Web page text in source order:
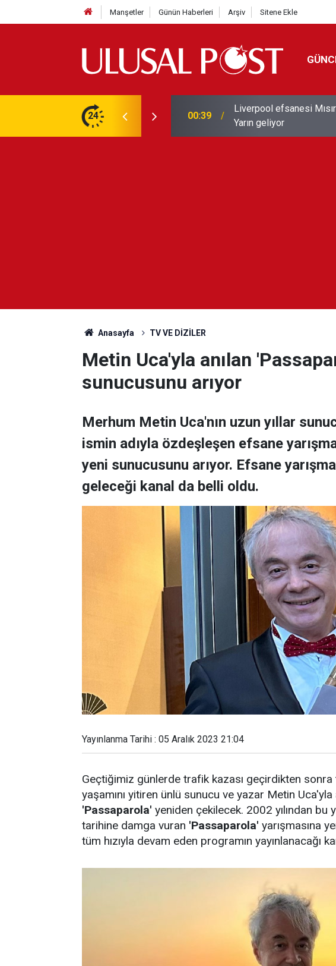
Manşetler Günün Haberleri Arşiv Sitene Ekle
24 00:39
Liverpool efsanesi
Yarın geliyor
Anasayfa TV VE DİZİLER
Metin Uca'yla anılan
sunucusunu arıyor
Merhum Metin Uca'nın uzun yıllar
ismin adıyla özdeşleşen efsane
yeni sunucusunu arıyor. Efsane
geleceği kanal da belli oldu.
Yayınlanma Tarihi : 05 Aralık 2023 21:04
Geçtiğimiz günlerde trafik kazası geçirdikten sonra
yaşamını yitiren ünlü sunucu ve yazar Metin Uca'yla
'Passaparola' yeniden çekilecek. 2002 yılından bu
tarihine damga vuran 'Passaparola' yarışmasına
tüm hızıyla devam eden programın yayınlanacağı